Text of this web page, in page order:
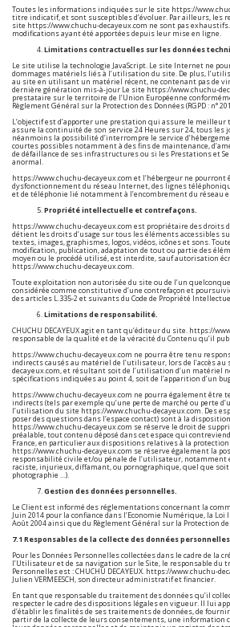
Toutes les informations indiquées sur le site https://
titre indicatif, et sont susceptibles d’évoluer. Par ailleurs, les
site https://www.chuchu-decayeux.com ne sont pas
modifications ayant été apportées depuis leur mise en ligne.
Limitations contractuelles sur les données
Le site utilise la technologie JavaScript. Le site Internet ne
dommages matériels liés à l’utilisation du site. De plus,
au site en utilisant un matériel récent, ne contenant pas de
dernière génération mis-à-jour Le site https://www.chuchu-
prestataire sur le territoire de l’Union Européenne
Règlement Général sur la Protection des Données (RGPD : n°
L’objectif est d’apporter une prestation qui assure le meilleur
assure la continuité de son service 24 Heures sur 24, tous les
néanmoins la possibilité d’interrompre le service
courtes possibles notamment à des fins de maintenance,
de défaillance de ses infrastructures ou si les Prestations et
anormal.
https://www.chuchu-decayeux.com et l’hébergeur ne pourront
dysfonctionnement du réseau Internet, des lignes
et de téléphonie lié notamment à l’encombrement du réseau
Propriété intellectuelle et contrefaçons.
https://www.chuchu-decayeux.com est propriétaire des droits
détient les droits d’usage sur tous les éléments accessibles
textes, images, graphismes, logos, vidéos, icônes et sons.
modification, publication, adaptation de tout ou partie des
moyen ou le procédé utilisé, est interdite, sauf autorisation
https://www.chuchu-decayeux.com.
Toute exploitation non autorisée du site ou de l’un
considérée comme constitutive d’une contrefaçon et
des articles L.335-2 et suivants du Code de Propriété
Limitations de responsabilité.
CHUCHU DECAYEUX agit en tant qu’éditeur du site. https://
responsable de la qualité et de la véracité du Contenu qu’il
https://www.chuchu-decayeux.com ne pourra être tenu
indirects causés au matériel de l’utilisateur, lors de l’accès
decayeux.com, et résultant soit de l’utilisation d’un matériel
spécifications indiquées au point 4, soit de l’apparition d’un
https://www.chuchu-decayeux.com ne pourra également être
indirects (tels par exemple qu’une perte de marché ou perte
l’utilisation du site https://www.chuchu-decayeux.com. Des
poser des questions dans l’espace contact) sont à la
https://www.chuchu-decayeux.com se réserve le droit de
préalable, tout contenu déposé dans cet espace qui
France, en particulier aux dispositions relatives à la protection
https://www.chuchu-decayeux.com se réserve également la
responsabilité civile et/ou pénale de l’utilisateur, notamment
raciste, injurieux, diffamant, ou pornographique, quel que
photographie …).
Gestion des données personnelles.
Le Client est informé des réglementations concernant la
Juin 2014 pour la confiance dans l’Economie Numérique, la
Août 2004 ainsi que du Règlement Général sur la Protection des
7.1 Responsables de la collecte des données personnelles
Pour les Données Personnelles collectées dans le cadre de la
l’Utilisateur et de sa navigation sur le Site, le responsable du
Personnelles est : CHUCHU DECAYEUX. https://www.chuchu-
Julien VERMEESCH, son directeur administratif et financier.
En tant que responsable du traitement des données qu’il
respecter le cadre des dispositions légales en vigueur. Il lui
d’établir les finalités de ses traitements de données, de
partir de la collecte de leurs consentements, une information